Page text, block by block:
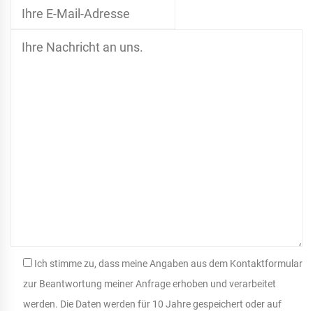
Ich stimme zu, dass meine Angaben aus dem Kontaktformular
zur Beantwortung meiner Anfrage erhoben und verarbeitet
werden. Die Daten werden für 10 Jahre gespeichert oder auf